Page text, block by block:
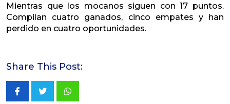
Mientras que los mocanos siguen con 17 puntos.
Compilan cuatro ganados, cinco empates y han
perdido en cuatro oportunidades.
Share This Post:
Whatsapp